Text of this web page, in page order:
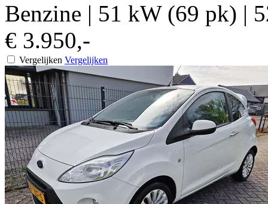
Benzine | 51 kW (69 pk) |
€ 3.950,-
Vergelijken Vergelijken